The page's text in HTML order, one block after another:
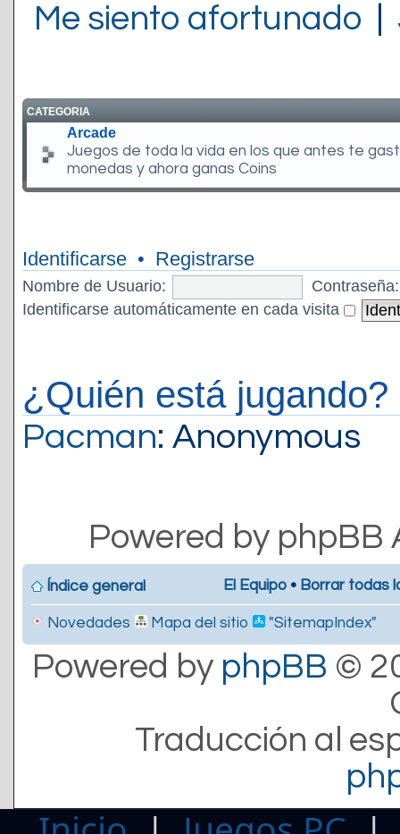
Me siento afortunado
CATEGORIA
Arcade
Juegos de toda la vida en los que antes te
monedas y ahora ganas Coins
Identificarse • Registrarse
Nombre de Usuario:
Contraseña:
Identificarse automáticamente en cada visita
¿Quién está jugando?
Pacman: Anonymous
Powered by
Índice general El Equipo • Borrar todas
Novedades Mapa del sitio "SitemapIndex"
Powered by phpBB ©
Traducción al